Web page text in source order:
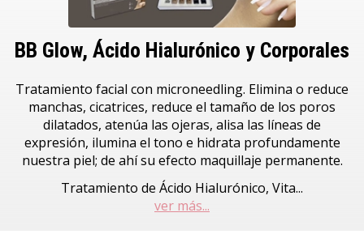
BB Glow, Ácido Hialurónico y Corporales
Tratamiento facial con microneedling. Elimina o reduce
manchas, cicatrices, reduce el tamaño de los poros
dilatados, atenúa las ojeras, alisa las líneas de
expresión, ilumina el tono e hidrata profundamente
nuestra piel; de ahí su efecto maquillaje permanente.
Tratamiento de Ácido Hialurónico, Vita...
ver más...